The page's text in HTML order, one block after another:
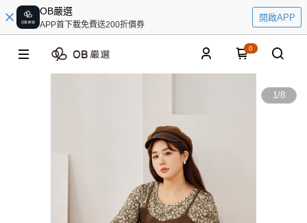
OB嚴選
APP首下載免費送200折價券
開啟APP
0
1/8